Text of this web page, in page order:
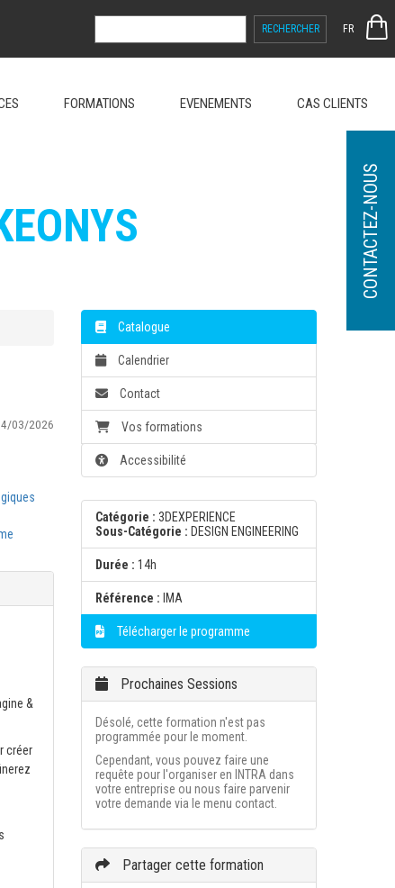
RECHERCHER :
FR
FORMATIONS EVENEMENTS CAS CLIENTS
CONTACTEZ-NOUS
03/2026
&
créer
Catalogue
Calendrier
Contact
Vos formations
Accessibilité
Catégorie : 3DEXPERIENCE
Sous-Catégorie : DESIGN ENGINEERING
Durée : 14h
Référence : IMA
Télécharger le programme
Prochaines Sessions
Désolé, cette formation n'est pas
programmée pour le moment.
Cependant, vous pouvez faire une
requête pour l'organiser en INTRA dans
votre entreprise ou nous faire parvenir
votre demande via le menu contact.
Partager cette formation